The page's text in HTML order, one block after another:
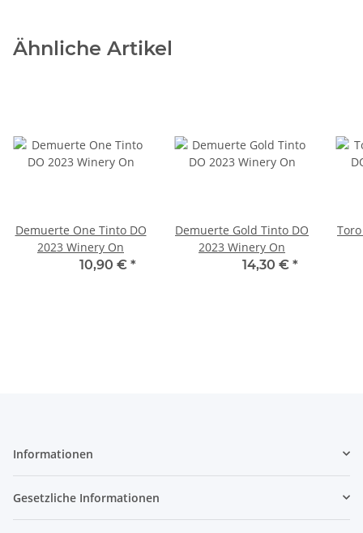
Ähnliche Artikel
Demuerte One Tinto DO
2023 Winery On
10,90 € *
Demuerte Gold Tinto DO
2023 Winery On
14,30 € *
Informationen
Gesetzliche Informationen